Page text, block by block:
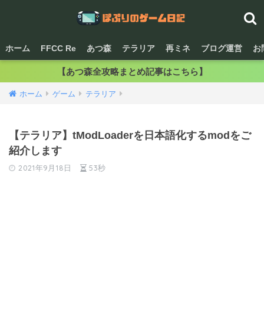
ホーム FFCC Re あつ森 テラリア 再ミネ ブログ運営 お
【あつ森全攻略まとめ記事はこちら】
ホーム ゲーム テラリア
【テラリア】tModLoaderを日本語化するmodをご
紹介します
2021年9月18日 53秒